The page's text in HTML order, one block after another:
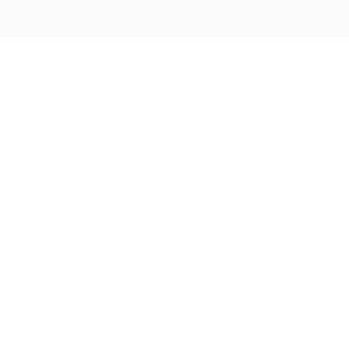
хот-догов,180гр., 3